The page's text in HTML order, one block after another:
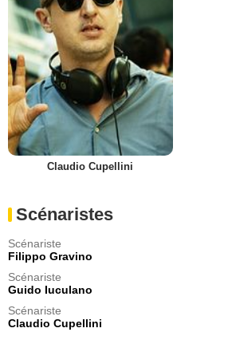
Claudio Cupellini
Scénaristes
Scénariste
Filippo Gravino
Scénariste
Guido Iuculano
Scénariste
Claudio Cupellini